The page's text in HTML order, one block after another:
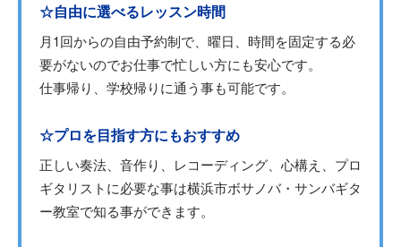
☆自由に選べるレッスン時間
月1回からの自由予約制で、曜日、時間を固定する必
要がないのでお仕事で忙しい方にも安心です。
仕事帰り、学校帰りに通う事も可能です。
☆プロを目指す方にもおすすめ
正しい奏法、音作り、レコーディング、心構え、プロ
ギタリストに必要な事は横浜市ボサノバ・サンバギタ
ー教室で知る事ができます。